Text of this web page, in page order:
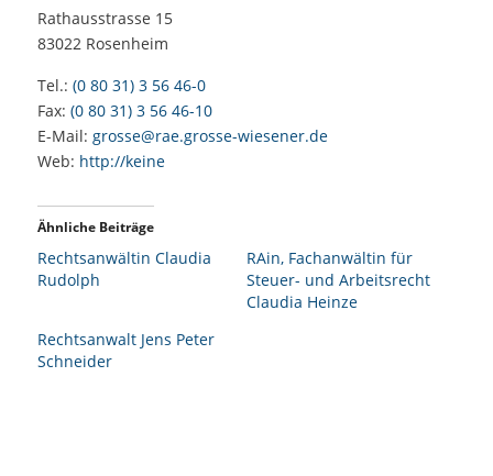
Rathausstrasse 15
83022 Rosenheim
Tel.: (0 80 31) 3 56 46-0
Fax: (0 80 31) 3 56 46-10
E-Mail: grosse@rae.grosse-wiesener.de
Web: http://keine
Ähnliche Beiträge
Rechtsanwältin Claudia
Rudolph
RAin, Fachanwältin für
Steuer- und Arbeitsrecht
Claudia Heinze
Rechtsanwalt Jens Peter
Schneider